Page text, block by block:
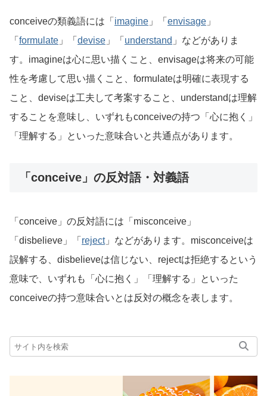
conceiveの類義語には「 imagine 」「 envisage 」
「 formulate 」「 devise 」「 understand 」などがありま
す。imagineは心に思い描くこと、envisageは将来の可能
性を考慮して思い描くこと、formulateは明確に表現する
こと、deviseは工夫して考案すること、understandは理解
することを意味し、いずれもconceiveの持つ「心に抱く」
「理解する」といった意味合いと共通点があります。
「conceive」の反対語・対義語
「conceive」の反対語には「misconceive」
「disbelieve」「 reject」などがあります。misconceiveは
誤解する、disbelieveは信じない、rejectは拒絶するという
意味で、いずれも「心に抱く」「理解する」といった
conceiveの持つ意味合いとは反対の概念を表します。